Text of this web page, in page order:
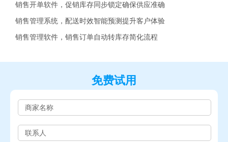
销售开单软件，促销库存同步锁定确保供应准确
销售管理系统，配送时效智能预测提升客户体验
销售管理软件，销售订单自动转库存简化流程
免费试用